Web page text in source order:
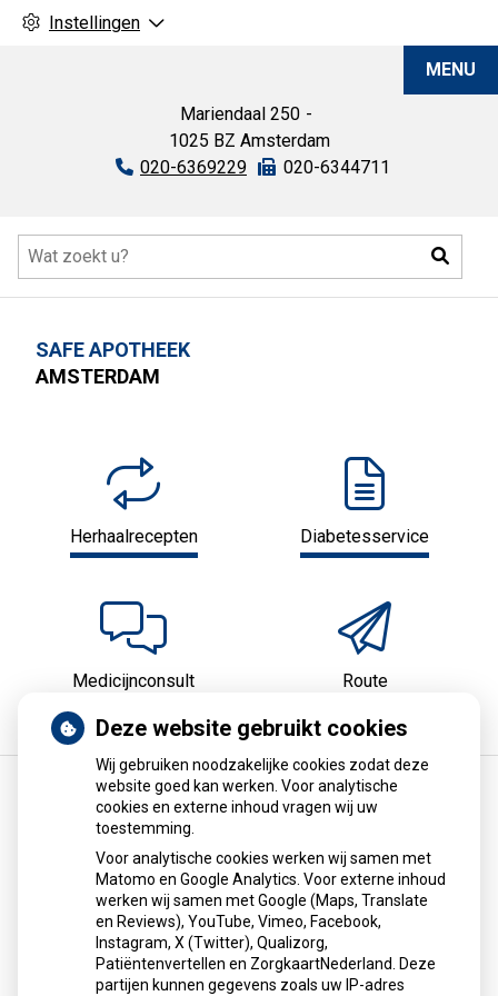
Instellingen
Mariendaal 250
1025 BZ Amsterdam
Tel:
020-6369229 Fax:
020-6344711
MENU
SAFE APOTHEEK
AMSTERDAM
Herhaalrecepten Diabetesservice
Medicijnconsult Route
Schurft sinds corona geen vergeten ziekte
meer: aantal uitbraken fors gestegen
Sinds corona neemt het aantal schurftuitbraken in
Nederland sterk toe, niet alleen onder studenten maar ook
bij kinderen en ouderen. Het Erasmus MC onderzoekt
oorzaken en nieuwe manieren om schurft sneller op te
sporen, zoals zelftests en betere diagnostiek, om verdere
Deze website gebruikt cookies
Wij gebruiken noodzakelijke cookies zodat deze
website goed kan werken. Voor analytische
cookies en externe inhoud vragen wij uw
toestemming.
Voor analytische cookies werken wij samen met
Matomo en Google Analytics. Voor externe inhoud
werken wij samen met Google (Maps, Translate
en Reviews), YouTube, Vimeo, Facebook,
Instagram, X (Twitter), Qualizorg,
Patiëntenvertellen en ZorgkaartNederland. Deze
partijen kunnen gegevens zoals uw IP-adres